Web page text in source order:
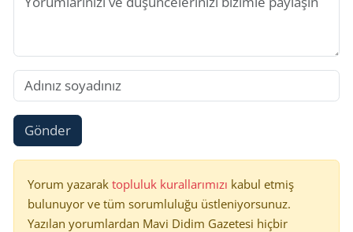
Gönder
Yorum yazarak topluluk kurallarımızı kabul etmiş
bulunuyor ve tüm sorumluluğu üstleniyorsunuz.
Yazılan yorumlardan Mavi Didim Gazetesi hiçbir